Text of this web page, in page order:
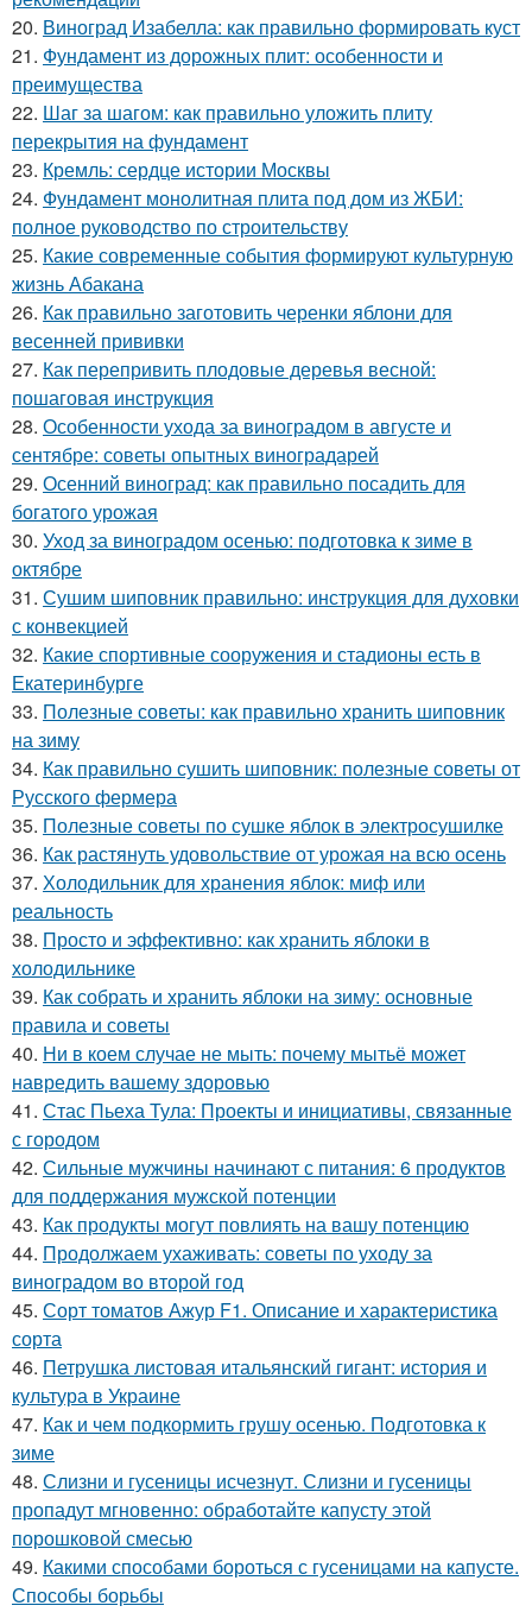
20. Виноград Изабелла: как правильно формировать куст
21. Фундамент из дорожных плит: особенности и
преимущества
22. Шаг за шагом: как правильно уложить плиту
перекрытия на фундамент
23. Кремль: сердце истории Москвы
24. Фундамент монолитная плита под дом из ЖБИ:
полное руководство по строительству
25. Какие современные события формируют культурную
жизнь Абакана
26. Как правильно заготовить черенки яблони для
весенней прививки
27. Как перепривить плодовые деревья весной:
пошаговая инструкция
28. Особенности ухода за виноградом в августе и
сентябре: советы опытных виноградарей
29. Осенний виноград: как правильно посадить для
богатого урожая
30. Уход за виноградом осенью: подготовка к зиме в
октябре
31. Сушим шиповник правильно: инструкция для духовки
с конвекцией
32. Какие спортивные сооружения и стадионы есть в
Екатеринбурге
33. Полезные советы: как правильно хранить шиповник
на зиму
34. Как правильно сушить шиповник: полезные советы от
Русского фермера
35. Полезные советы по сушке яблок в электросушилке
36. Как растянуть удовольствие от урожая на всю осень
37. Холодильник для хранения яблок: миф или
реальность
38. Просто и эффективно: как хранить яблоки в
холодильнике
39. Как собрать и хранить яблоки на зиму: основные
правила и советы
40. Ни в коем случае не мыть: почему мытьё может
навредить вашему здоровью
41. Стас Пьеха Тула: Проекты и инициативы, связанные
с городом
42. Сильные мужчины начинают с питания: 6 продуктов
для поддержания мужской потенции
43. Как продукты могут повлиять на вашу потенцию
44. Продолжаем ухаживать: советы по уходу за
виноградом во второй год
45. Сорт томатов Ажур F1. Описание и характеристика
сорта
46. Петрушка листовая итальянский гигант: история и
культура в Украине
47. Как и чем подкормить грушу осенью. Подготовка к
зиме
48. Слизни и гусеницы исчезнут. Слизни и гусеницы
пропадут мгновенно: обработайте капусту этой
порошковой смесью
49. Какими способами бороться с гусеницами на капусте.
Способы борьбы